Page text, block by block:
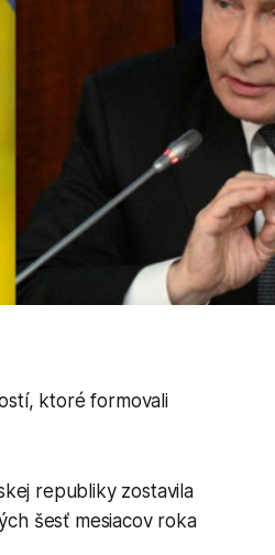
ktoré formovali
republiky zostavila
šesť mesiacov roka